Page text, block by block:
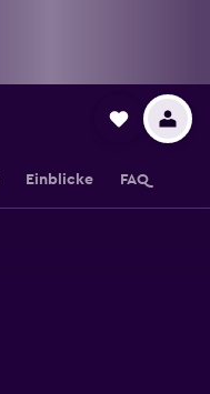
Einblicke FAQ